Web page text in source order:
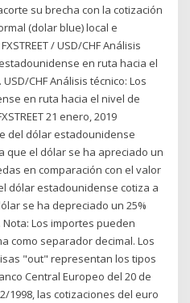
su brecha con la cotización
(dolar blue) local e
/ USD/CHF Análisis
en ruta hacia el
CHF Análisis técnico: Los
en ruta hacia el nivel de
21 enero, 2019
del dólar estadounidense
que el dólar se ha apreciado un
en comparación con el valor
dólar estadounidense cotiza a
se ha depreciado un 25%
Los importes pueden
como separador decimal. Los
"out" representan los tipos
Central Europeo del 20 de
1998, las cotizaciones del euro